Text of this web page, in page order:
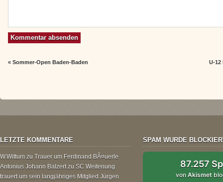
«Sommer-Open Baden-Baden U-12
LETZTE KOMMENTARE
W.Wittum zu Trauer um Ferdinand BÃ¤uerle
Antonius Johann Balzertzu SC Weitenung
trauert um sein langjähriges Mitglied Jürgen
SPAM WURDE
87.257
vonAkismet